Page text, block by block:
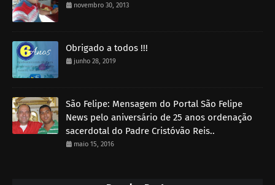
novembro 30, 2013
Obrigado a todos !!!
junho 28, 2019
São Felipe: Mensagem do Portal São Felipe
News pelo aniversário de 25 anos ordenação
sacerdotal do Padre Cristóvão Reis..
maio 15, 2016